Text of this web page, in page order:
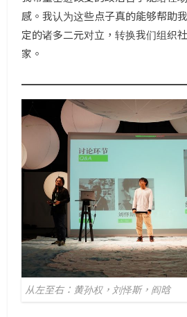
感。我认为这些点子真的能够帮助
定的诸多二元对立，转换我们组织
家。
从左至右：黄孙权，刘怿斯，阎晗